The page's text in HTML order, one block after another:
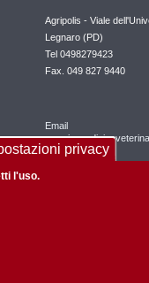
Agripolis - Viale
Legnaro (PD)
Tel 0498279423
Fax. 049 827 9440
Email
privacy
l'uso.